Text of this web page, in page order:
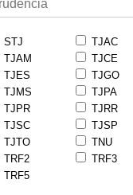
STJ
TJAC
TJAM
TJCE
TJES
TJGO
TJMS
TJPA
TJPR
TJRR
TJSC
TJSP
TJTO
TNU
TRF2
TRF3
TRF5